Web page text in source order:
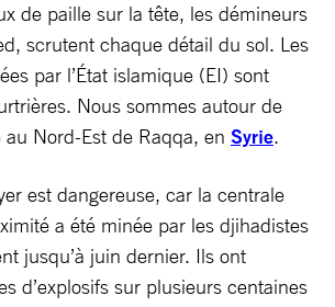
de paille sur la tête, les démineurs
scrutent chaque détail du sol. Les
par l’État islamique (EI) sont
Nous sommes autour de
au Nord-Est de Raqqa, en Syrie.
est dangereuse, car la centrale
a été minée par les djihadistes
jusqu’à juin dernier. Ils ont
d’explosifs sur plusieurs centaines